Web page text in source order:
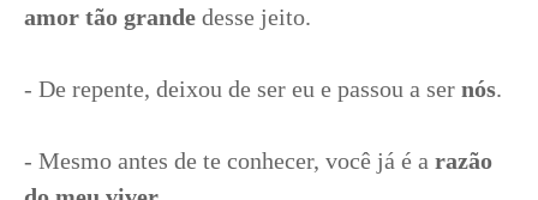
amor tão grande desse jeito.
- De repente, deixou de ser eu e passou a ser nós.
- Mesmo antes de te conhecer, você já é a razão